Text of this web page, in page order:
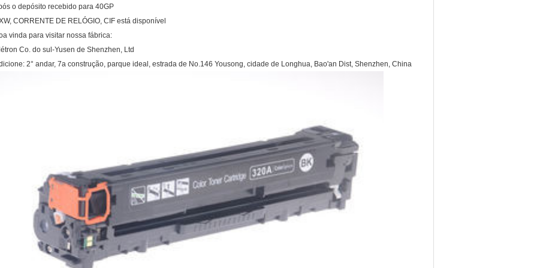
o depósito recebido para 40GP
CORRENTE DE RELÓGIO, CIF está disponível
vinda para visitar nossa fábrica:
Co. do sul-Yusen de Shenzhen, Ltd
2° andar, 7a construção, parque ideal, estrada de No.146 Yousong, cidade de Longhua, Bao'an Dist, Shenzhen, China